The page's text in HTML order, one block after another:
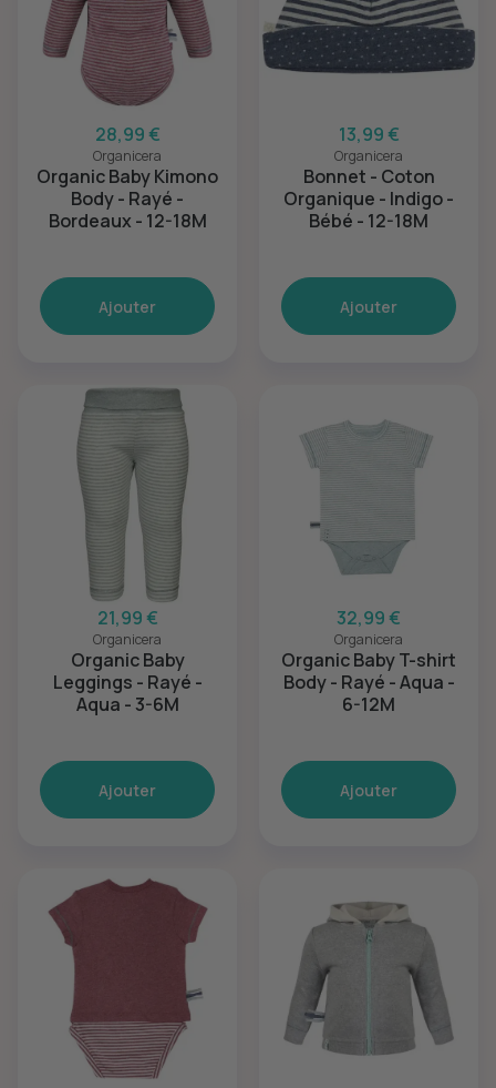
28,99 €
Organicera
Organic Baby Kimono
Body - Rayé -
Bordeaux - 12-18M
Ajouter
13,99 €
Organicera
Bonnet - Coton
Organique - Indigo -
Bébé - 12-18M
Ajouter
21,99 €
Organicera
Organic Baby
Leggings - Rayé -
Aqua - 3-6M
Ajouter
32,99 €
Organicera
Organic Baby T-shirt
Body - Rayé - Aqua -
6-12M
Ajouter